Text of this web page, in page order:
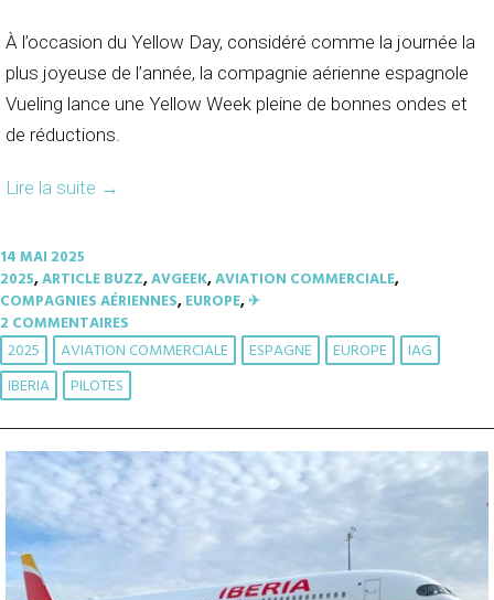
À l’occasion du Yellow Day, considéré comme la journée la
plus joyeuse de l’année, la compagnie aérienne espagnole
Vueling lance une Yellow Week pleine de bonnes ondes et
de réductions.
Lire la suite →
14 MAI 2025
2025,ARTICLE BUZZ,AVGEEK,AVIATION COMMERCIALE,
COMPAGNIES AÉRIENNES,EUROPE,✈︎
2 COMMENTAIRES
2025 AVIATION COMMERCIALE ESPAGNE EUROPE
IAG
IBERIA
PILOTES